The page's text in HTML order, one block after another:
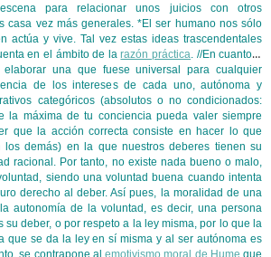
para relacionar unos juicios con otros
casa vez más generales. *El ser humano nos sólo
actúa y vive. Tal vez estas ideas trascendentales
en el ámbito de larazón práctica. //En cuanto a
elaborar una que fuese universal para cualquier
de los intereses de cada uno, autónoma y
categóricos (absolutos o no condicionados:
la máxima de tu conciencia pueda valer siempre
que la acción correcta consiste en hacer lo que
los demás) en la que nuestros deberes tienen su
racional. Por tanto, no existe nada bueno o malo,
siendo una voluntad buena cuando intenta
derecho al deber. Así pues, la moralidad de una
autonomía de la voluntad, es decir, una persona
su deber, o por respeto a la ley misma, por lo que la
que se da la ley en sí misma y al ser autónoma es
se contrapone al emotivismo moral de Hume que